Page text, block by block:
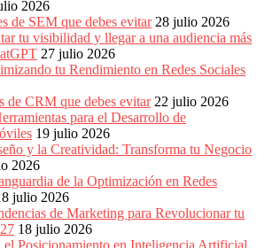
2026
de SEM que debes evitar 28 julio 2026
tu visibilidad y llegar a una audiencia más
27 julio 2026
tu Rendimiento en Redes Sociales
de CRM que debes evitar 22 julio 2026
para el Desarrollo de
19 julio 2026
y la Creatividad: Transforma tu Negocio
2026
de la Optimización en Redes
julio 2026
de Marketing para Revolucionar tu
18 julio 2026
Posicionamiento en Inteligencia Artificial